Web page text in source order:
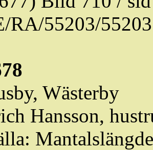
RA/55203/
Wästerby
Hansson,